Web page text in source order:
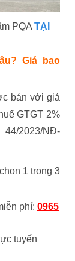
PQA TẠI
Giá bao
bán với giá
GTGT 2%
44/2023/NĐ-
1 trong 3
phí: 0965
tuyến